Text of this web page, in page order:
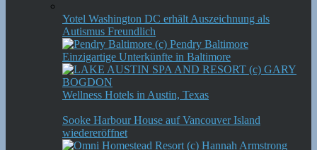
Yotel Washington DC erhält Auszeichnung als
Autismus Freundlich
Einzigartige Unterkünfte in Baltimore
Wellness Hotels in Austin, Texas
Sooke Harbour House auf Vancouver Island
wiedereröffnet